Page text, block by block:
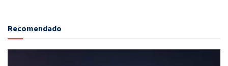
Recomendado